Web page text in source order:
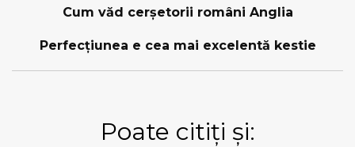
Cum văd cerşetorii români Anglia
Perfecţiunea e cea mai excelentă kestie
Poate citiți și: